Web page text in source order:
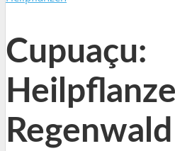
Cupuaçu: